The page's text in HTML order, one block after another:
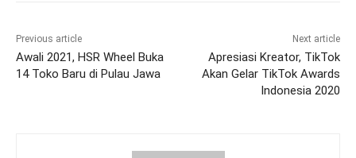
Previous article
Awali 2021, HSR Wheel Buka
14 Toko Baru di Pulau Jawa
Next article
Apresiasi Kreator, TikTok
Akan Gelar TikTok Awards
Indonesia 2020